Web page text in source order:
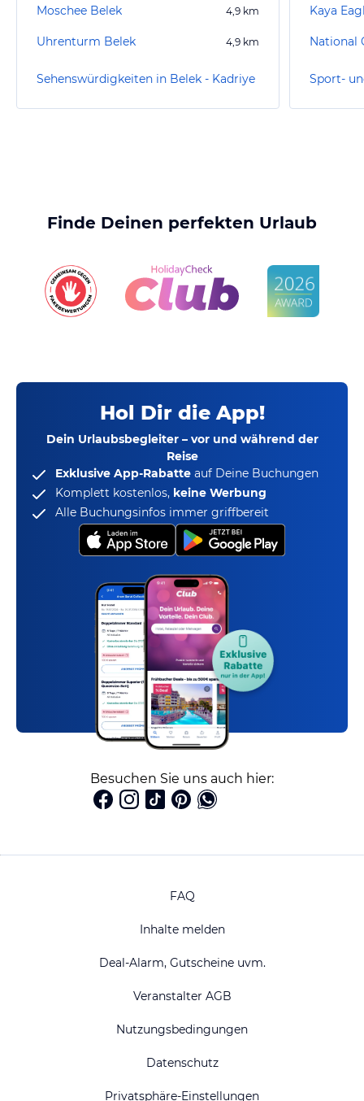
Moschee Belek 4,9 km
Uhrenturm Belek 4,9 km
Sehenswürdigkeiten in Belek - Kadriye
Kaya
National
Finde Deinen perfekten Urlaub
Hol Dir die App!
Dein Urlaubsbegleiter – vor und während der
Reise
Exklusive App-Rabatte auf Deine Buchungen
Komplett kostenlos, keine Werbung
Alle Buchungsinfos immer griffbereit
Besuchen Sie uns auch hier:
FAQ
Inhalte melden
Deal-Alarm, Gutscheine uvm.
Veranstalter AGB
Nutzungsbedingungen
Datenschutz
Privatsphäre-Einstellungen